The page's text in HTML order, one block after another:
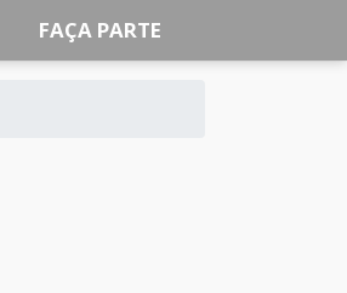
FAÇA PARTE